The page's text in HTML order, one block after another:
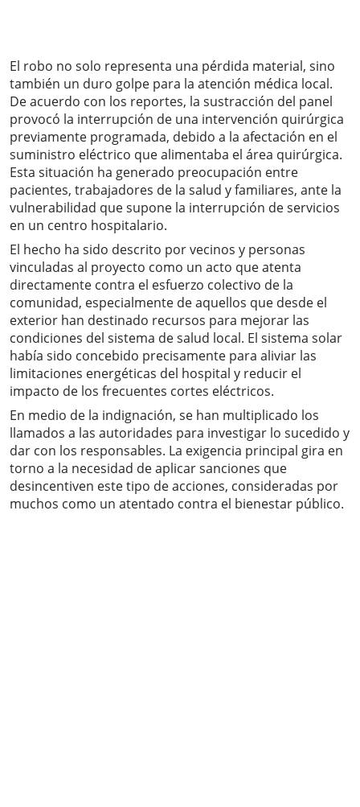
El robo no solo representa una pérdida material, sino
también un duro golpe para la atención médica local.
De acuerdo con los reportes, la sustracción del panel
provocó la interrupción de una intervención quirúrgica
previamente programada, debido a la afectación en el
suministro eléctrico que alimentaba el área quirúrgica.
Esta situación ha generado preocupación entre
pacientes, trabajadores de la salud y familiares, ante la
vulnerabilidad que supone la interrupción de servicios
en un centro hospitalario.
El hecho ha sido descrito por vecinos y personas
vinculadas al proyecto como un acto que atenta
directamente contra el esfuerzo colectivo de la
comunidad, especialmente de aquellos que desde el
exterior han destinado recursos para mejorar las
condiciones del sistema de salud local. El sistema solar
había sido concebido precisamente para aliviar las
limitaciones energéticas del hospital y reducir el
impacto de los frecuentes cortes eléctricos.
En medio de la indignación, se han multiplicado los
llamados a las autoridades para investigar lo sucedido y
dar con los responsables. La exigencia principal gira en
torno a la necesidad de aplicar sanciones que
desincentiven este tipo de acciones, consideradas por
muchos como un atentado contra el bienestar público.